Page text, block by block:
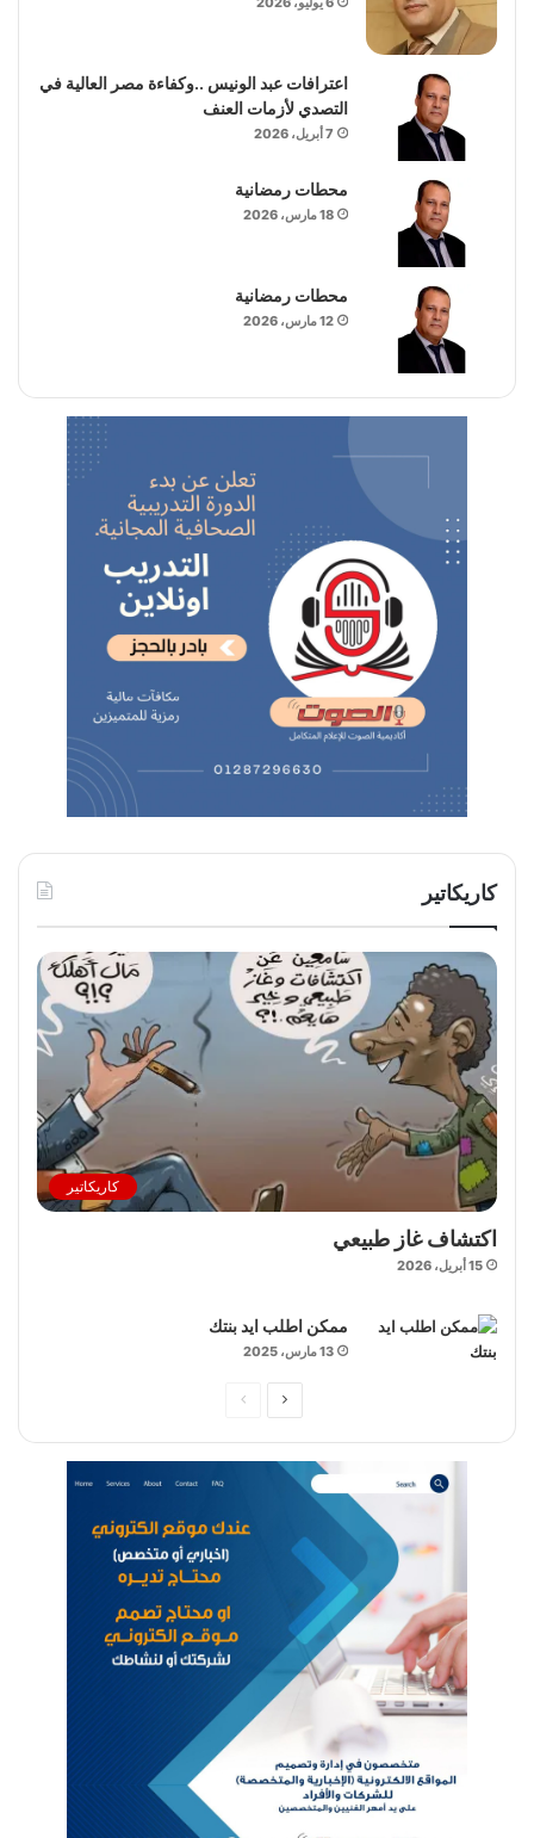
اعترافات عبد الونيس ..وكفاءة مصر العالية في
التصدي لأزمات العنف
7 أبريل، 2026
محطات رمضانية
18 مارس، 2026
محطات رمضانية
12 مارس، 2026
كاريكاتير
كاريكاتير
اكتشاف غاز طبيعي
15 أبريل، 2026
ممكن اطلب ايد بنتك
13 مارس، 2025